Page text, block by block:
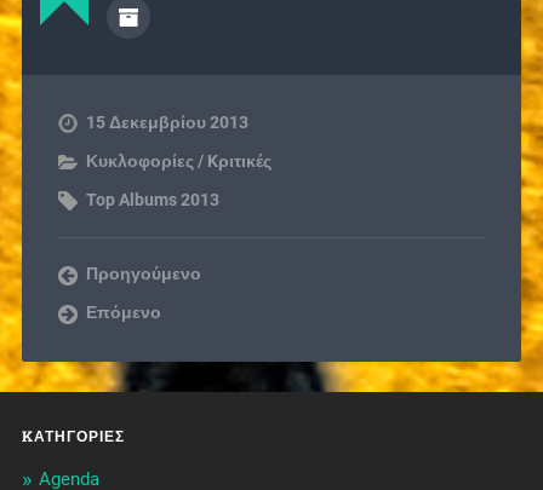
15 Δεκεμβρίου 2013
Κυκλοφορίες / Kριτικές
Top Albums 2013
Προηγούμενο
Επόμενο
KΑΤΗΓΟΡΊΕΣ
Agenda